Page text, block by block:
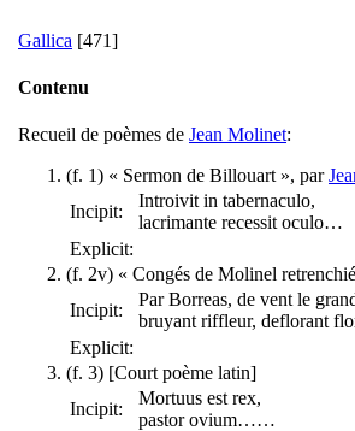
Gallica [471]
Contenu
Recueil de poèmes de Jean Molinet:
(f. 1) « Sermon de Billouart », par
Incipit:
Introivit in tabernaculo,
lacrimante recessit oculo…
Explicit:
(f. 2v) « Congés de Molinel
Incipit:
Par Borreas, de vent le
bruyant riffleur, deflorant
Explicit:
(f. 3) [Court poème latin]
Incipit:
Mortuus est rex,
pastor ovium……